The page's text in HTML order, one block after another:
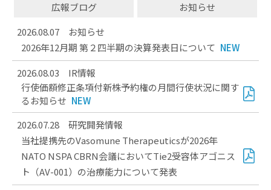
広報ブログ
お知らせ
2026.08.07
お知らせ
2026年12月期 第２四半期の決算発表日について
2026.08.03
IR情報
行使価額修正条項付新株予約権の月間行使状況に関す
るお知らせ
2026.07.28
研究開発情報
当社提携先のVasomune Therapeuticsが2026年
NATO NSPA CBRN会議においてTie2受容体アゴニス
ト（AV-001）の治療能力について発表